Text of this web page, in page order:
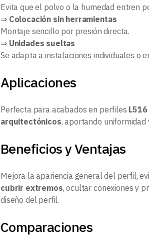
Evita que el polvo o la humedad entren
⇒ Colocación sin herramientas
Montaje sencillo por presión directa.
⇒ Unidades sueltas
Se adapta a instalaciones individuales o
Aplicaciones
Perfecta para acabados en perfiles
arquitectónicos, aportando uniformidad
Beneficios y Ventajas
Mejora la apariencia general del perfil,
cubrir extremos, ocultar conexiones y
diseño del perfil.
Comparaciones